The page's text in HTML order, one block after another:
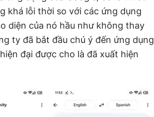
khá lỗi thời so với các ứng dụng
diện của nó hầu như không thay
ty đã bắt đầu chú ý đến ứng dụng
đại được cho là đã xuất hiện